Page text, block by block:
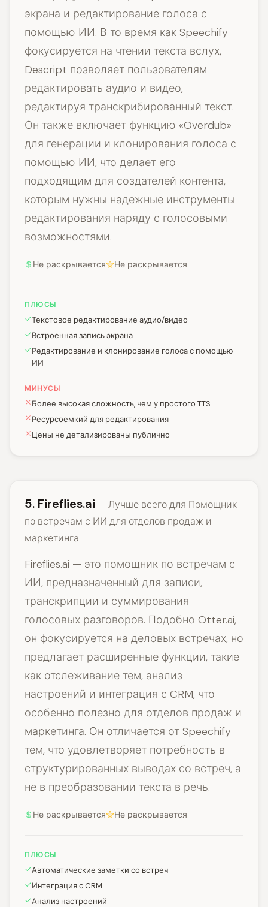
экрана и редактирование голоса с
помощью ИИ. В то время как Speechify
фокусируется на чтении текста вслух,
Descript позволяет пользователям
редактировать аудио и видео,
редактируя транскрибированный текст.
Он также включает функцию «Overdub»
для генерации и клонирования голоса с
помощью ИИ, что делает его
подходящим для создателей контента,
которым нужны надежные инструменты
редактирования наряду с голосовыми
возможностями.
Не раскрывается Не раскрывается
ПЛЮСЫ
Текстовое редактирование аудио/видео
Встроенная запись экрана
Редактирование и клонирование голоса с помощью
ИИ
МИНУСЫ
Более высокая сложность, чем у простого TTS
Ресурсоемкий для редактирования
Цены не детализированы публично
5. Fireflies.ai — Лучше всего для Помощник
по встречам с ИИ для отделов продаж и
маркетинга
Fireflies.ai — это помощник по встречам с
ИИ, предназначенный для записи,
транскрипции и суммирования
голосовых разговоров. Подобно Otter.ai,
он фокусируется на деловых встречах, но
предлагает расширенные функции, такие
как отслеживание тем, анализ
настроений и интеграция с CRM, что
особенно полезно для отделов продаж и
маркетинга. Он отличается от Speechify
тем, что удовлетворяет потребность в
структурированных выводах со встреч, а
не в преобразовании текста в речь.
Не раскрывается Не раскрывается
ПЛЮСЫ
Автоматические заметки со встреч
Интеграция с CRM
Анализ настроений